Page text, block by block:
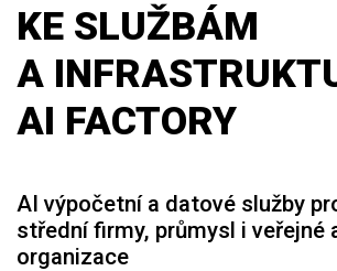
KE SLUŽBÁM
A
AI FACTORY
AI výpočetní a datové služby
střední firmy, průmysl i veřejné
organizace